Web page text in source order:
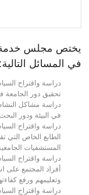
يختص مجلس خدمة
في المسائل التالية:
دراسة واقتراح
تحقيق دور الجامعة
دراسة مشاكل
في البيئة ودور
دراسة واقتراح
الطابع الخاص التي
المستشفيات
دراسة واقتراح
أفراد المجتمع على
وتعليمهم ورفع
دراسة واقتراح